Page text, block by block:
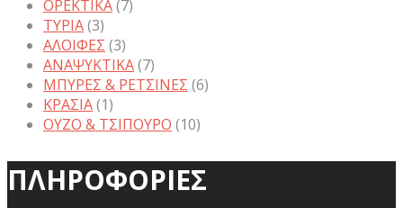
ΟΡΕΚΤΙΚΑ(7)
ΤΥΡΙΑ(3)
ΑΛΟΙΦΕΣ (3)
ΑΝΑΨΥΚΤΙΚΑ(7)
ΜΠΥΡΕΣ & ΡΕΤΣΙΝΕΣ (6)
ΚΡΑΣΙΑ(1)
ΟΥΖΟ & ΤΣΙΠΟΥΡΟ (10)
ΠΛΗΡΟΦΟΡΙΕΣ